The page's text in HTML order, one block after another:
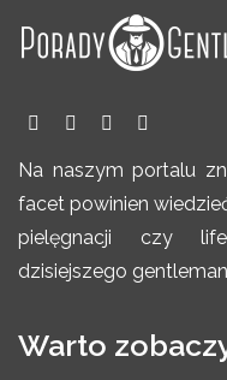
Na naszym portalu
facet powinien
pielęgnacji czy
dzisiejszego
Warto